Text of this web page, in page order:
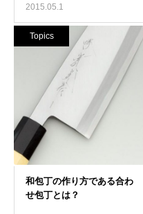
2015.05.1
Topics